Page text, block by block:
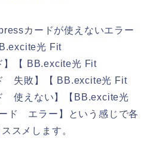
カードが使えないエラー
光 Fit
】【 BB.excite光 Fit
失敗】【 BB.excite光 Fit
使えない】【BB.excite光
ド エラー】という感じで各
スメします。